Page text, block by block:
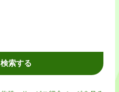
検索する